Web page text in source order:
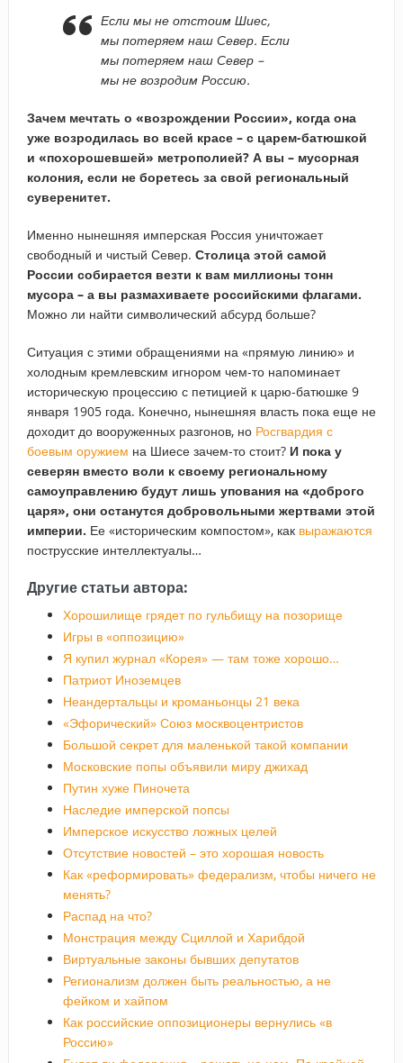
Если мы не отстоим Шиес,
мы потеряем наш Север. Если
мы потеряем наш Север –
мы не возродим Россию.
Зачем мечтать о «возрождении России», когда она
уже возродилась во всей красе – с царем-батюшкой
и «похорошевшей» метрополией? А вы – мусорная
колония, если не боретесь за свой региональный
суверенитет.
Именно нынешняя имперская Россия уничтожает
свободный и чистый Север. Столица этой самой
России собирается везти к вам миллионы тонн
мусора – а вы размахиваете российскими флагами.
Можно ли найти символический абсурд больше?
Ситуация с этими обращениями на «прямую линию» и
холодным кремлевским игнором чем-то напоминает
историческую процессию с петицией к царю-батюшке 9
января 1905 года. Конечно, нынешняя власть пока еще не
доходит до вооруженных разгонов, но Росгвардия с
боевым оружием на Шиесе зачем-то стоит? И пока у
северян вместо воли к своему региональному
самоуправлению будут лишь упования на «доброго
царя», они останутся добровольными жертвами этой
империи. Ее «историческим компостом», как выражаются
пострусские интеллектуалы…
Другие статьи автора:
Хорошилище грядет по гульбищу на позорище
Игры в «оппозицию»
Я купил журнал «Корея» — там тоже хорошо…
Патриот Иноземцев
Неандертальцы и кроманьонцы 21 века
«Эфорический» Союз москвоцентристов
Большой секрет для маленькой такой компании
Московские попы объявили миру джихад
Путин хуже Пиночета
Наследие имперской попсы
Имперское искусство ложных целей
Отсутствие новостей – это хорошая новость
Как «реформировать» федерализм, чтобы ничего не
менять?
Распад на что?
Монстрация между Сциллой и Харибдой
Виртуальные законы бывших депутатов
Регионализм должен быть реальностью, а не
фейком и хайпом
Как российские оппозиционеры вернулись «в
Россию»